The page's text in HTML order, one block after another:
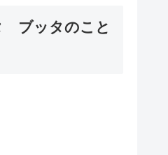
ブッタのこと